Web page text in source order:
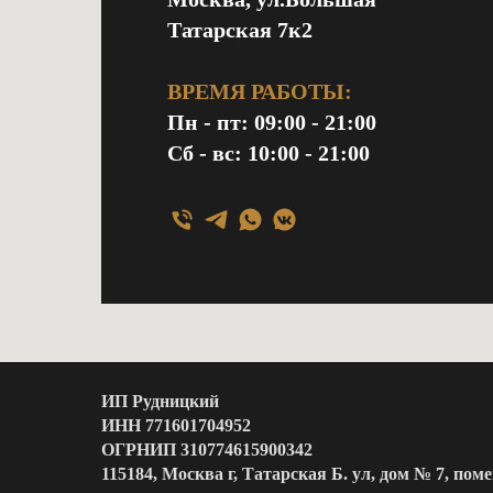
Татарская 7к2
ВРЕМЯ РАБОТЫ:
Пн - пт: 09:00 - 21:00
Сб - вс: 10:00 - 21:00
ИП Рудницкий
ИНН 771601704952
ОГРНИП 310774615900342
115184, Москва г, Татарская Б. ул, дом № 7,